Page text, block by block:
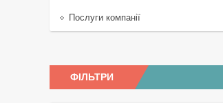
Послуги компанії
ФІЛЬТРИ